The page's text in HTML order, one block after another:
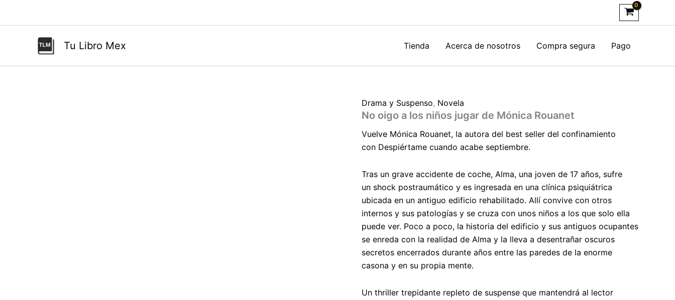
Tu Libro Mex Tienda Acerca de nosotros Compra segura Pago
Drama y Suspenso, Novela
No oigo a los niños jugar de Mónica Rouanet
Vuelve Mónica Rouanet, la autora del best seller del confinamiento
con Despiértame cuando acabe septiembre.
Tras un grave accidente de coche, Alma, una joven de 17 años, sufre
un shock postraumático y es ingresada en una clínica psiquiátrica
ubicada en un antiguo edificio rehabilitado. Allí convive con otros
internos y sus patologías y se cruza con unos niños a los que solo ella
puede ver. Poco a poco, la historia del edificio y sus antiguos ocupantes
se enreda con la realidad de Alma y la lleva a desentrañar oscuros
secretos encerrados durante años entre las paredes de la enorme
casona y en su propia mente.
Un thriller trepidante repleto de suspense que mantendrá al lector
Mónica